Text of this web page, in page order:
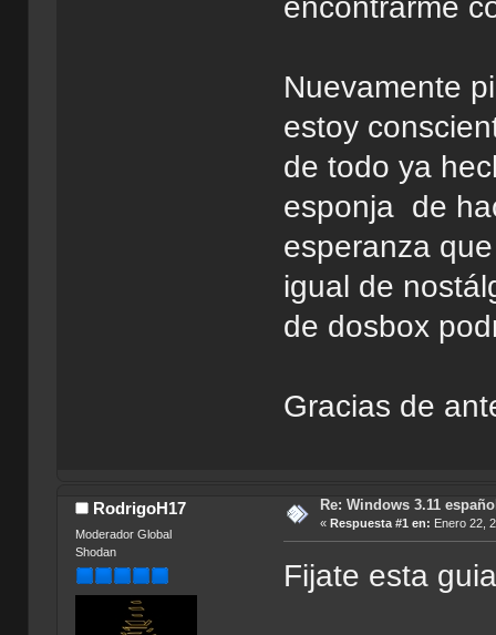
encontrarme
Nuevamente
estoy
de todo ya
esponja de
esperanza
igual de
de dosbox
Gracias de
RodrigoH17
Moderador Global
Shodan
Re: Windows 3.11
« Respuesta #1 en: Enero 22,
Fijate esta